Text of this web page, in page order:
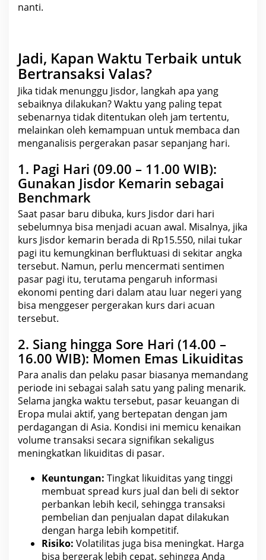
nanti.
Jadi, Kapan Waktu Terbaik untuk
Bertransaksi Valas?
Jika tidak menunggu Jisdor, langkah apa yang
sebaiknya dilakukan? Waktu yang paling tepat
sebenarnya tidak ditentukan oleh jam tertentu,
melainkan oleh kemampuan untuk membaca dan
menganalisis pergerakan pasar sepanjang hari.
1. Pagi Hari (09.00 – 11.00 WIB):
Gunakan Jisdor Kemarin sebagai
Benchmark
Saat pasar baru dibuka, kurs Jisdor dari hari
sebelumnya bisa menjadi acuan awal. Misalnya, jika
kurs Jisdor kemarin berada di Rp15.550, nilai tukar
pagi itu kemungkinan berfluktuasi di sekitar angka
tersebut. Namun, perlu mencermati sentimen
pasar pagi itu, terutama pengaruh informasi
ekonomi penting dari dalam atau luar negeri yang
bisa menggeser pergerakan kurs dari acuan
tersebut.
2. Siang hingga Sore Hari (14.00 –
16.00 WIB): Momen Emas Likuiditas
Para analis dan pelaku pasar biasanya memandang
periode ini sebagai salah satu yang paling menarik.
Selama jangka waktu tersebut, pasar keuangan di
Eropa mulai aktif, yang bertepatan dengan jam
perdagangan di Asia. Kondisi ini memicu kenaikan
volume transaksi secara signifikan sekaligus
meningkatkan likuiditas di pasar.
Keuntungan: Tingkat likuiditas yangtinggi
membuat spread kurs jual dan beli di sektor
perbankan lebih kecil, sehingga transaksi
pembelian dan penjualan dapat dilakukan
dengan harga lebih kompetitif.
Risiko: Volatilitas juga bisa meningkat. Harga
bisa bergerak lebih cepat, sehingga Anda